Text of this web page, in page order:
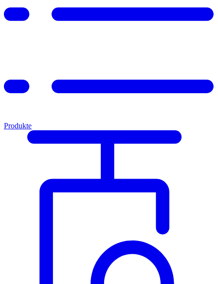
Produkte